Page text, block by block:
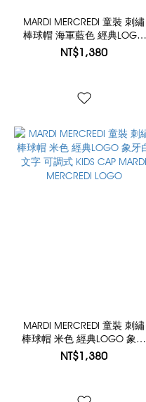
MARDI MERCREDI 童裝 刺繡
棒球帽 海軍藍色 經典LOGO
象牙白文字 可調式 KIDS CAP
MARDI MERCREDI LOGO
NT$1,380
MARDI MERCREDI 童裝 刺繡
棒球帽 米色 經典LOGO 象牙
白文字 可調式 KIDS CAP
NT$1,380